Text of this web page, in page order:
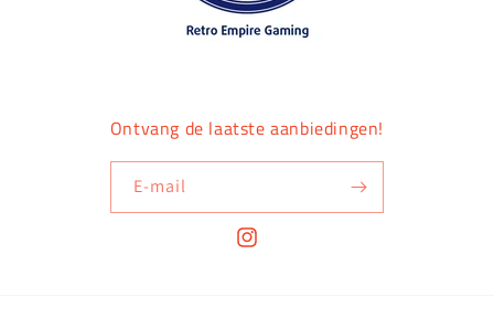
Ontvang de laatste aanbiedingen!
E‑mail
Instagram